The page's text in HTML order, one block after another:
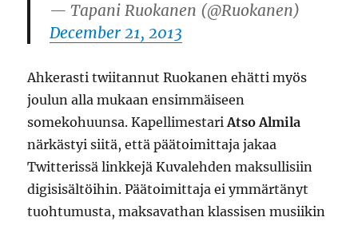
— Tapani Ruokanen (@Ruokanen)
December 21, 2013
Ahkerasti twiitannut Ruokanen ehätti myös
joulun alla mukaan ensimmäiseen
somekohuunsa. KapellimestariAtso Almila
närkästyi siitä, että päätoimittaja jakaa
Twitterissä linkkejä Kuvalehden maksullisiin
digisisältöihin. Päätoimittaja ei ymmärtänyt
tuohtumusta, maksavathan klassisen musiikin